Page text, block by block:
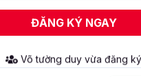
ĐĂNG KÝ NGAY
Võ tường duy vừa đăng ký